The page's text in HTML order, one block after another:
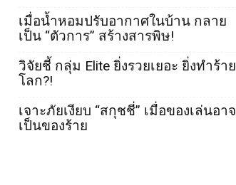
เมื่อน้ำหอมปรับอากาศในบ้าน กลาย
เป็น “ตัวการ” สร้างสารพิษ!
วิจัยชี้ กลุ่ม Elite ยิ่งรวยเยอะ ยิ่งทำร้าย
โลก?!
เจาะภัยเงียบ “สกุชชี่” เมื่อของเล่นอาจ
เป็นของร้าย